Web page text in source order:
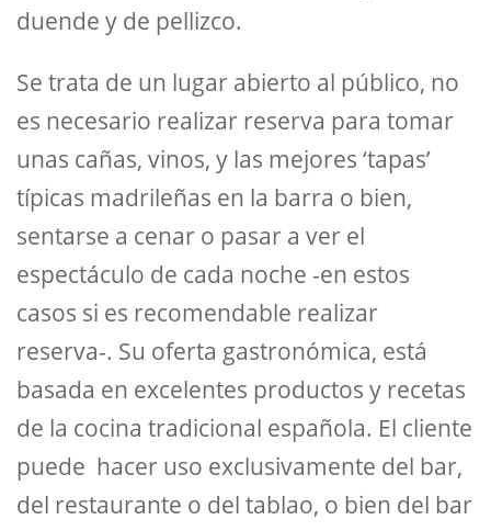
duende y de pellizco.
Se trata de un lugar abierto al público, no
es necesario realizar reserva para tomar
unas cañas, vinos, y las mejores ‘tapas’
típicas madrileñas en la barra o bien,
sentarse a cenar o pasar a ver el
espectáculo de cada noche -en estos
casos si es recomendable realizar
reserva-. Su oferta gastronómica, está
basada en excelentes productos y recetas
de la cocina tradicional española. El cliente
puede hacer uso exclusivamente del bar,
del restaurante o del tablao, o bien del bar